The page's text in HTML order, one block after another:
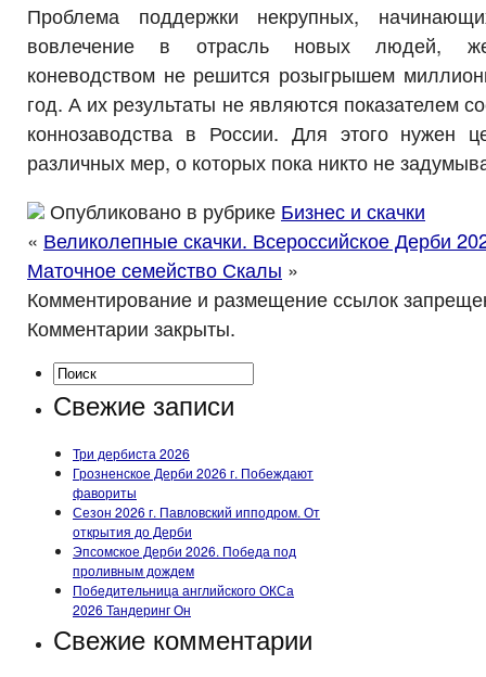
Проблема поддержки некрупных,
вовлечение в отрасль новых людей,
коневодством не решится розыгрышем
год. А их результаты не являются показателем
коннозаводства в России. Для этого нужен
различных мер, о которых пока никто не
Опубликовано в рубрике Бизнес и скачки
« Великолепные скачки. Всероссийское Дерби
Маточное семейство Скалы »
Комментирование и размещение ссылок
Комментарии закрыты.
Свежие записи
Три дербиста 2026
Грозненское Дерби 2026 г. Побеждают
фавориты
Сезон 2026 г. Павловский ипподром. От
открытия до Дерби
Эпсомское Дерби 2026. Победа под
проливным дождем
Победительница английского ОКСа
2026 Тандеринг Он
Свежие комментарии